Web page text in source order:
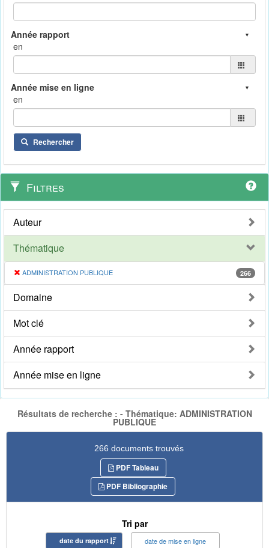
en
en
Rechercher
Filtres
Auteur
Thématique
ADMINISTRATION PUBLIQUE 266
Domaine
Mot clé
Année rapport
Année mise en ligne
Résultats de recherche : - Thématique: ADMINISTRATION
PUBLIQUE
266 documents trouvés
PDF Tableau
PDF Bibliographie
Tri par
date du rapport date de mise en ligne